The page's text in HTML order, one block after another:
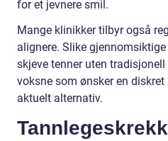
for et jevnere smil.
Mange klinikker tilbyr også
alignere. Slike
skjeve tenner uten
voksne som ønsker en
aktuelt alternativ.